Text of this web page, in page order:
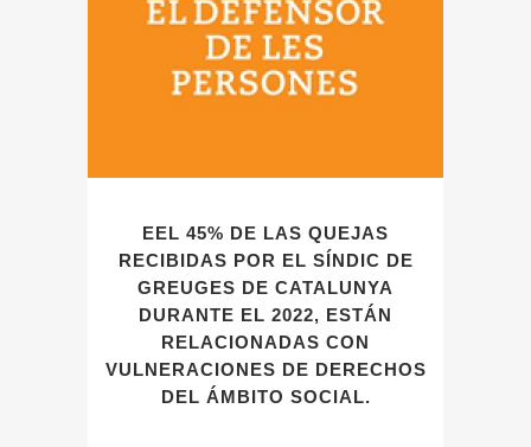
EEL 45% DE LAS QUEJAS
RECIBIDAS POR EL SÍNDIC DE
GREUGES DE CATALUNYA
DURANTE EL 2022, ESTÁN
RELACIONADAS CON
VULNERACIONES DE DERECHOS
DEL ÁMBITO SOCIAL.